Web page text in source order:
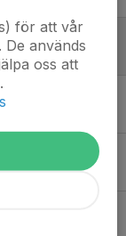
för att vår
används
oss att